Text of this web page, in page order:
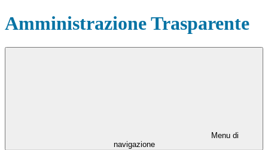
Amministrazione Trasparente
Menu di
navigazione